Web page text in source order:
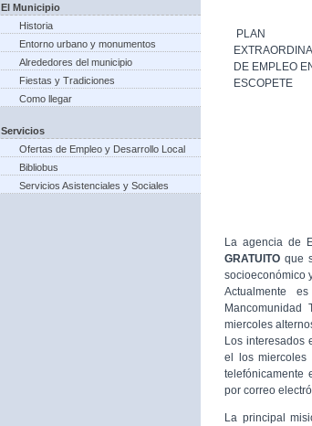
El Municipio
Historia
Entorno urbano y monumentos
Alrededores del municipio
Fiestas y Tradiciones
Como llegar
Servicios
Ofertas de Empleo y Desarrollo Local
Bibliobus
Servicios Asistenciales y Sociales
PLAN
DE EMPLEO
ESCOPETE
La agencia de
GRATUITO que
socioeconómico
Actualmente es
miercoles
Los interesados
el los
telefónicamente
por correo
La principal